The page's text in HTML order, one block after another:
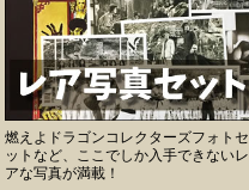
燃えよドラゴンコレクターズフォトセ
ットなど、ここでしか入手できないレ
アな写真が満載！